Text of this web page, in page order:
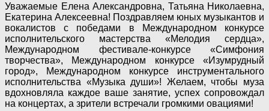
Уважаемые Елена Александровна, Татьяна Николаевна,
Екатерина Алексеевна! Поздравляем юных музыкантов и
вокалистов с победами в Международном конкурсе
исполнительского мастерства «Мелодия сердца»,
Международном фестивале-конкурсе «Симфония
творчества», Международном конкурсе «Изумрудный
город», Международном конкурсе инструментального
исполнительства «Музыка души»! Желаем, чтобы муза
вдохновляла каждое ваше занятие, успех сопровождал
на концертах, а зрители встречали громкими овациями!